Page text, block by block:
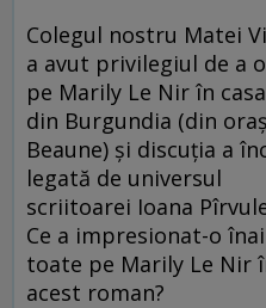
Colegul nostru Matei
a avut privilegiul de a
pe Marily Le Nir în
din Burgundia (din
Beaune) şi discuţia a
legată de universul
scriitoarei Ioana
Ce a impresionat-o
toate pe Marily Le Nir
acest roman?